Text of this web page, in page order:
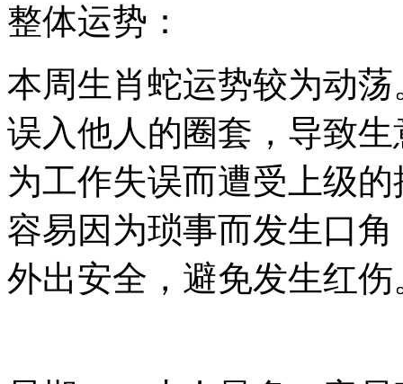
整体运势：
本周生肖蛇运势较为动
误入他人的圈套，导致
为工作失误而遭受上级
容易因为琐事而发生口
外出安全，避免发生红伤